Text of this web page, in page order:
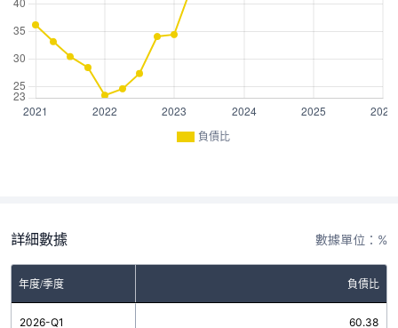
負債比
詳細數據 數據單位：%
年度/季度 負債比
2026-Q1 60.38